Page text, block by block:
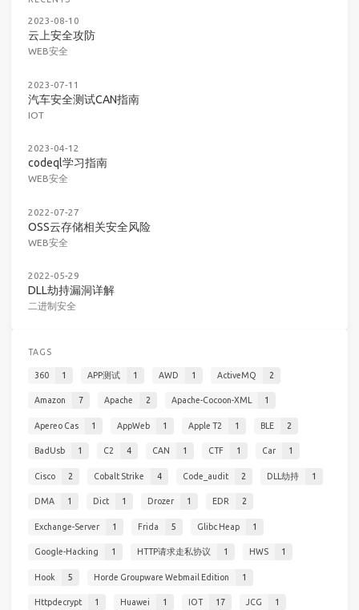
2023-08-10
云上安全攻防
WEB安全
2023-07-11
汽车安全测试CAN指南
IOT
2023-04-12
codeql学习指南
WEB安全
2022-07-27
OSS云存储相关安全风险
WEB安全
2022-05-29
DLL劫持漏洞详解
二进制安全
TAGS
360 1 APP测试 1 AWD 1 ActiveMQ 2
Amazon 7 Apache 2 Apache-Cocoon-XML 1
Apereo Cas 1 AppWeb 1 Apple T2 1 BLE 2
BadUsb 1 C2 4 CAN 1 CTF 1 Car 1
Cisco 2 Cobalt Strike 4 Code_audit 2 DLL劫持 1
DMA 1 Dict 1 Drozer 1 EDR 2
Exchange-Server 1 Frida 5 Glibc Heap 1
Google-Hacking 1 HTTP请求走私协议 1 HWS 1
Hook 5 Horde Groupware Webmail Edition 1
Httpdecrypt 1 Huawei 1 IOT 17 JCG 1